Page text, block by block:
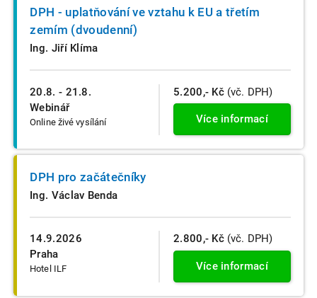
20.8. - 21.8.
Webinář
Online živé vysílání
DPH - uplatňování ve vztahu k EU a třetím
zemím (dvoudenní)
Ing. Jiří Klíma
5.200,- Kč (vč. DPH)
Více informací
14.9.2026
Praha
Hotel ILF
DPH pro začátečníky
Ing. Václav Benda
2.800,- Kč (vč. DPH)
Více informací